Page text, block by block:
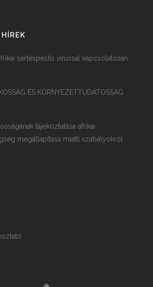
sertéspestis vírussal kapcsolatosan
ÉS KÖRNYEZETTUDATOSSÁG
tájékoztatása afrikai
megállapítása miatti szabályokról